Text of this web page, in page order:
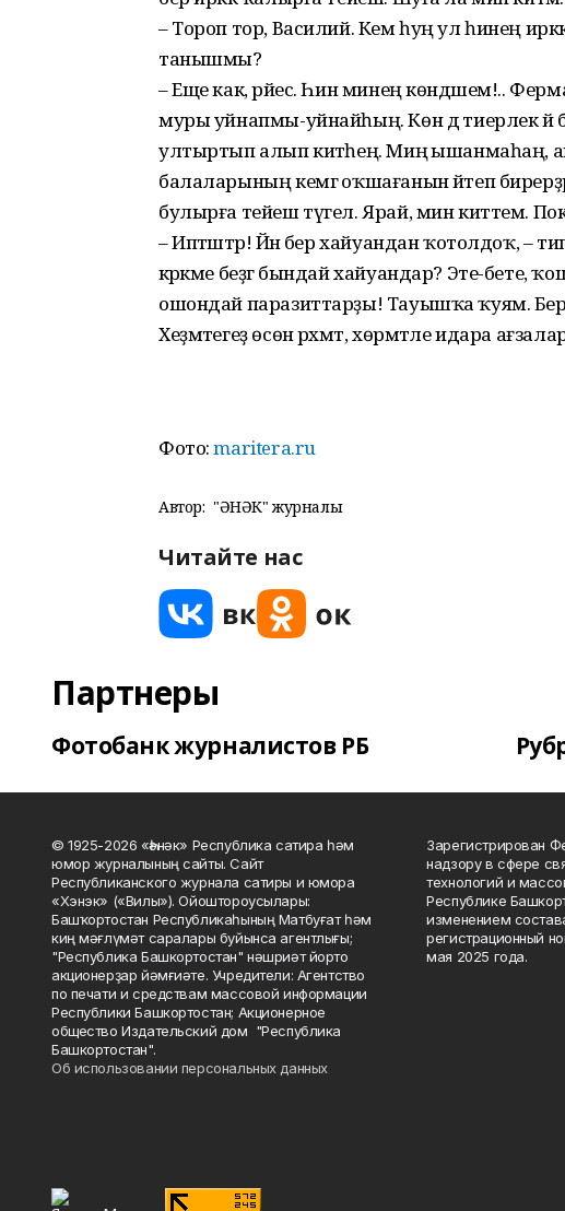
– Тороп тор, Василий. Кем һуң ул һинең
танышмы?
– Еще как, рәйес. Һин минең көндәшем!..
муры уйнапмы-уйнайһың. Көн дә тиерлек йә
ултыртып алып китәһең. Миңә ышанма­һаң,
балаларының кемгә оҡшағанын әйтеп
булырға тейеш түгел. Ярай, мин киттем.
– Иптәштәр! Йәнә бер хайуандан ҡотолдоҡ, –
кәрәкме беҙгә бындай хайуандар? Эте-
ошондай паразиттарҙы! Та­уышҡа ҡуям. Бер
Хеҙ­мәтегеҙ өсөн рәхмәт, хөрмәтле идара
Фото:maritera.ru
Автор: "ҺӘНӘК" журналы
Читайте нас
Партнеры
Фотобанк журналистов РБ
© 1925-2026 «Һәнәк» Республика сатира һәм
юмор журналының сайты. Сайт
Республиканского журнала сатиры и юмора
«Хэнэк» («Вилы»). Ойоштороусылары:
Башҡортостан Республикаһының Матбуғат һәм
киң мәғлүмәт саралары буйынса агентлығы;
"Республика Башкортостан" нәшриәт йорто
акционерҙар йәмғиәте. Учредители: Агентство
по печати и средствам массовой информации
Республики Башкортостан; Акционерное
общество Издательский дом "Республика
Башкортостан".
Об использовании персональных данных
Зарегистрирован
надзору в сфере
технологий и
Республике
изменением
регистрационный
мая 2025 года.